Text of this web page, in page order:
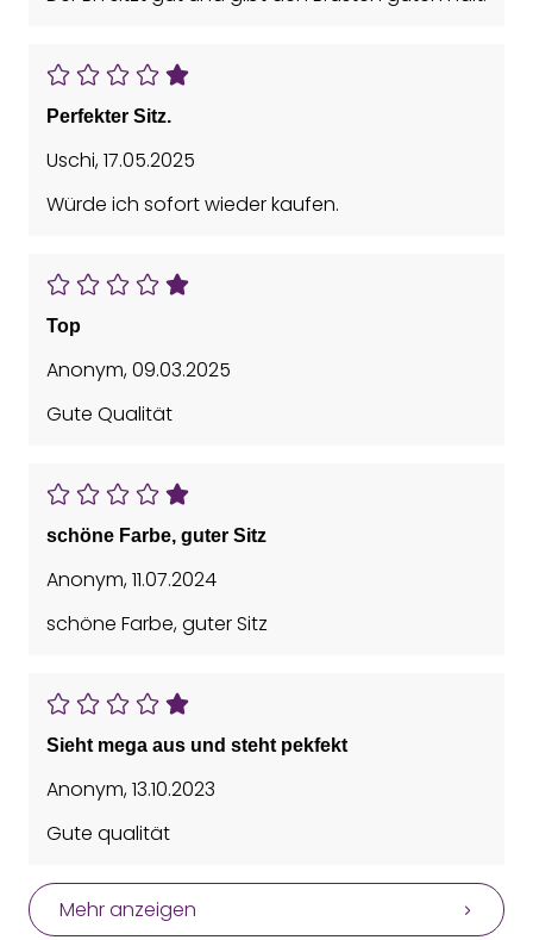
Perfekter Sitz.
Uschi,17.05.2025
Würde ich sofort wieder kaufen.
Top
Anonym,09.03.2025
Gute Qualität
schöne Farbe, guter Sitz
Anonym,11.07.2024
schöne Farbe, guter Sitz
Sieht mega aus und steht pekfekt
Anonym,13.10.2023
Gute qualität
Mehr anzeigen